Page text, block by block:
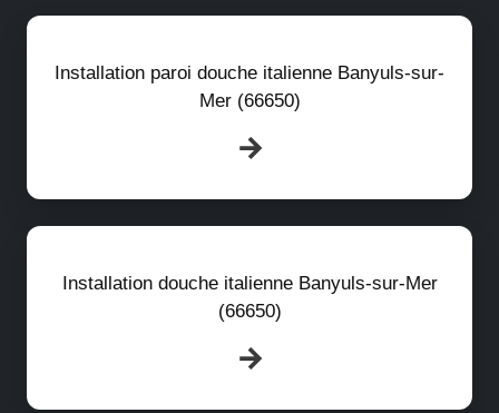
Installation paroi douche italienne Banyuls-sur-
Mer (66650)
Installation douche italienne Banyuls-sur-Mer
(66650)